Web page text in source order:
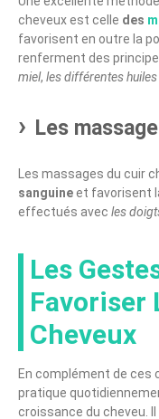
cheveux est celle des
favorisent en outre la
renferment des
miel, les différentes huiles
Les
Les massages du cuir
sanguineet favorisent
effectués avec les
Les
Favoriser
Cheveux
En complément de ces
pratique
croissance du cheveu.